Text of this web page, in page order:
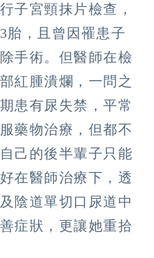
子宮頸抹片檢查，
胎，且曾因罹患子
手術。但醫師在檢
紅腫潰爛，一問之
患有尿失禁，平常
藥物治療，但都不
己的後半輩子只能
在醫師治療下，透
陰道單切口尿道中
症狀，更讓她重拾